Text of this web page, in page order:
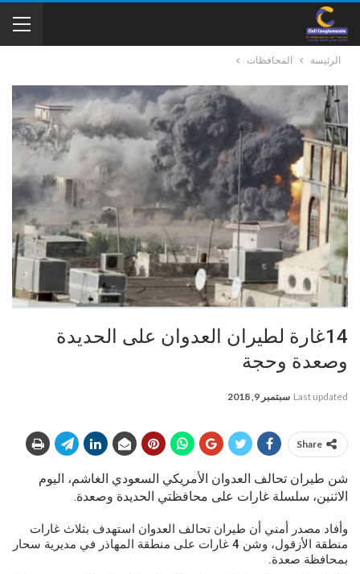
الرئيسة المحافظات
14غارة لطيران العدوان على الحديدة
وصعدة وحجة
Last updated سبتمبر 9, 2018
Share
شن طيران تحالف العدوان الأمريكي السعودي الغاشم، اليوم
الاثنين، سلسلة غارات على محافظتي الحديدة وصعدة.
وأفاد مصدر أمني أن طيران تحالف العدوان استهدف بثلاث غارات
منطقة الأزقول، وشن 4 غارات على منطقة المهاذر في مديرية سحار
بمحافظة صعدة.